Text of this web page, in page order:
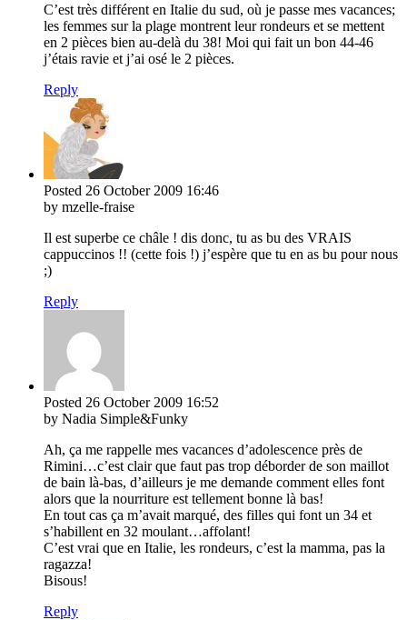
C’est très différent en Italie du sud, où je passe mes vacances;
les femmes sur la plage montrent leur rondeurs et se mettent
en 2 pièces bien au-delà du 38! Moi qui fait un bon 44-46
j’étais ravie et j’ai osé le 2 pièces.
Reply
Posted 26 October 2009 16:46
by mzelle-fraise
Il est superbe ce châle ! dis donc, tu as bu des VRAIS
cappuccinos !! (cette fois !) j’espère que tu en as bu pour nous
;)
Reply
Posted 26 October 2009 16:52
by Nadia Simple&Funky
Ah, ça me rappelle mes vacances d’adolescence près de
Rimini…c’est clair que faut pas trop déborder de son maillot
de bain là-bas, d’ailleurs je me demande comment elles font
alors que la nourriture est tellement bonne là bas!
En tout cas ça m’avait marqué, des filles qui font un 34 et
s’habillent en 32 moulant…affolant!
C’est vrai que en Italie, les rondeurs, c’est la mamma, pas la
ragazza!
Bisous!
Reply